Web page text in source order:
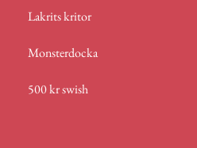
Lakrits kritor
Monsterdocka
500 kr swish